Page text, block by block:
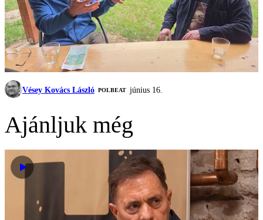
Vésey Kovács László ‎POLBEAT június 16.
Ajánljuk még